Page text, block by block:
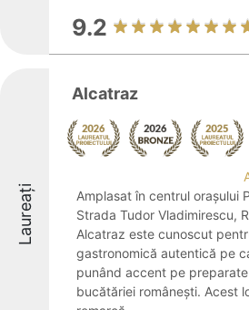
9.2
Laureați
Alcatraz
Amplasat în centrul orașului
Strada Tudor Vladimirescu,
Alcatraz este cunoscut
gastronomică autentică pe
punând accent pe
bucătăriei românești. Acest